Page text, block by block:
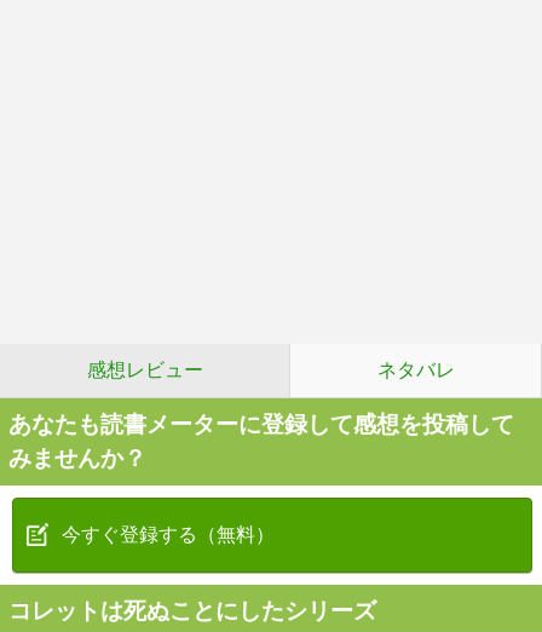
感想レビュー ネタバレ
あなたも読書メーターに登録して感想を投稿して
みませんか？
今すぐ登録する（無料）
コレットは死ぬことにしたシリーズ